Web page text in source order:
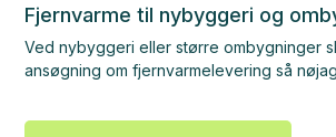
Fjernvarme til nybyggeri og
Ved nybyggeri eller større ombygninger
ansøgning om fjernvarmelevering så